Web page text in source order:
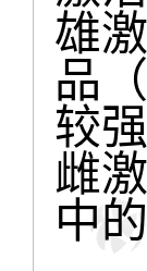
雄
品
较
雌
中